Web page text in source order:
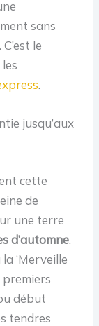
sans
le
.
jusqu’aux
cette
de
une terre
d’automne,
la ‘Merveille
premiers
début
tendres